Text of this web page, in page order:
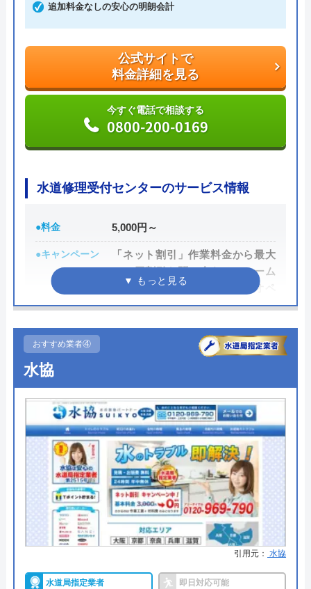
積もりキャンセルは0円、深夜早朝でも割増料金は
一切ありません。業務や知識の習得のために厳しい
自社研修を実施しているため、技術には問題ないよ
トラブルの原因や作業例などが分かりやすく記載さ
れており、依頼の際も安心できますね。候補のひと
つにしてみてください。
ちなみに、電話で連絡した際に「サイトを見た」と
りますので、相談する際は必ず電話で相談し、その
際には必ず「サイトを見た」と伝えましょう。
公式サイトで
今すぐ電話で相談する
0120-221-611
ハウスラボホームの基本情報
運営会社 株式会社ハウスラボ
代表者 勝島崇裕
創業・設立 2024年11月設立
所在地
〒113-0033
対応エリア
追加料金なしの安心の明朗会計
公式サイトで
料金詳細を見る
今すぐ電話で相談する
0800-200-0169
水道修理受付センターのサービス情報
●料金 5,000円～
●キャンペーン
「ネット割引」作業料金から最大
3000円割引お問い合わせフォーム
からのご依頼、または電話でオペ
レーターに「ホームページを見
●駆けつけ時間
●定休日 年中無休
●出張見積もり 出張見積もり無料
●支払い方法
現金、クレジットカード、銀行振
込、後日集金
●累計実績 依頼実績累計10万件達成
●保証・保険 ―
詳細は公式HPでご確認ください
おすすめ業者④
水協
引用元： 水協
水道局指定業者 即日対応可能